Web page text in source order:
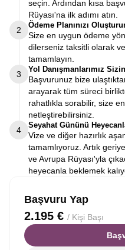
seçin. Ardından kısa
Rüyası'na ilk adımı atın.
2
Ödeme Planınızı
Size en uygun ödeme
dilerseniz taksitli olarak
tamamlayın.
3
Yol Danışmanlarımız
Başvurunuz bize
arayarak tüm süreci
rahatlıkla sorabilir, size
netleştirebilirsiniz.
4
Seyahat Gününü
Vize ve diğer hazırlık
tamamlıyoruz. Artık
ve Avrupa Rüyası'yla
heyecanla beklemek
Başvuru Yap
2.195 € / Kişi Başı